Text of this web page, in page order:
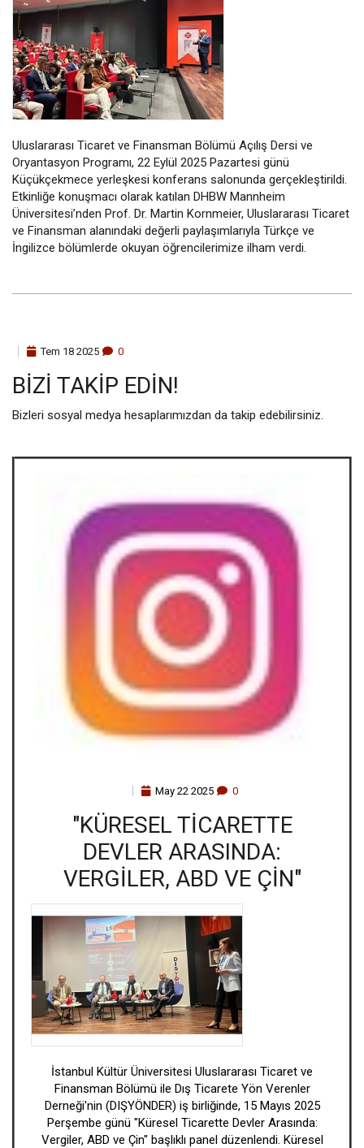
Uluslararası Ticaret ve Finansman Bölümü Açılış Dersi ve
Oryantasyon Programı, 22 Eylül 2025 Pazartesi günü
Küçükçekmece yerleşkesi konferans salonunda gerçekleştirildi.
Etkinliğe konuşmacı olarak katılan DHBW Mannheim
Üniversitesi’nden Prof. Dr. Martin Kornmeier, Uluslararası Ticaret
ve Finansman alanındaki değerli paylaşımlarıyla Türkçe ve
İngilizce bölümlerde okuyan öğrencilerimize ilham verdi.
Tem 18 2025 0
BIZI TAKIP EDIN!
Bizleri sosyal medya hesaplarımızdan da takip edebilirsiniz.
May 22 2025 0
"KÜRESEL TICARETTE
DEVLER ARASINDA:
VERGILER, ABD VE ÇIN"
İstanbul Kültür Üniversitesi Uluslararası Ticaret ve
Finansman Bölümü ile Dış Ticarete Yön Verenler
Derneği'nin (DIŞYÖNDER) iş birliğinde, 15 Mayıs 2025
Perşembe günü "Küresel Ticarette Devler Arasında:
Vergiler, ABD ve Çin" başlıklı panel düzenlendi. Küresel